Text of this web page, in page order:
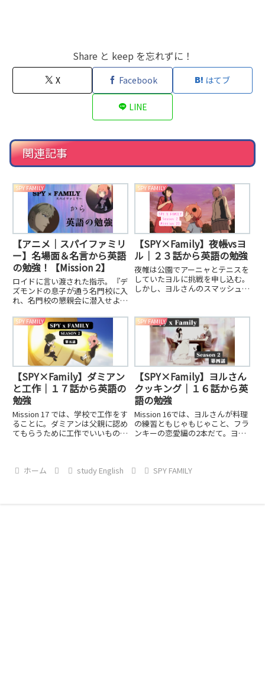
Share と keep を忘れずに！
X Facebook はてブ
LINE
関連記事
SPY FAMILY
【アニメ｜スパイファミリ
ー】名場面＆名言から英語
の勉強！【Mission 2】
ロイドに言い渡された指示。『デ
ズモンドの息子が通う名門校に入
れ、名門校の懇親会に潜入せよ』
引き受け、試験を合格させた。２
次試験では『両親揃っての出席が
条件、例外は認めない。』
SPY FAMILY
【SPY×Family】夜帳vsヨ
ル｜２３話から英語の勉強
夜帷は公園でアーニャとテニスを
していたヨルに挑戦を申し込む。
しかし、ヨルさんのスマッシュ
SPY FAMILY
【SPY×Family】ダミアン
と工作｜１７話から英語の
勉強
Mission 17 では、学校で工作をす
ることに。ダミアンは父親に認め
てもらうために工作でいいものを
考えてお手伝い！
SPY FAMILY
【SPY×Family】ヨルさん
クッキング｜１６話から英
語の勉強
Mission 16では、ヨルさんが料理
の練習ともじゃもじゃこと、フラ
ンキーの恋愛編の2本だて。ヨル
倒れてしまう！
ホーム study English SPY FAMILY